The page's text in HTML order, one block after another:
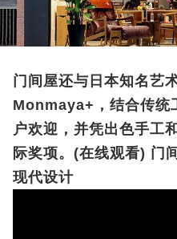
门间屋还与日本知名艺
Monmaya+，结合传统
户欢迎，并凭出色手工
际奖项。 (在线观看) 门
现代设计